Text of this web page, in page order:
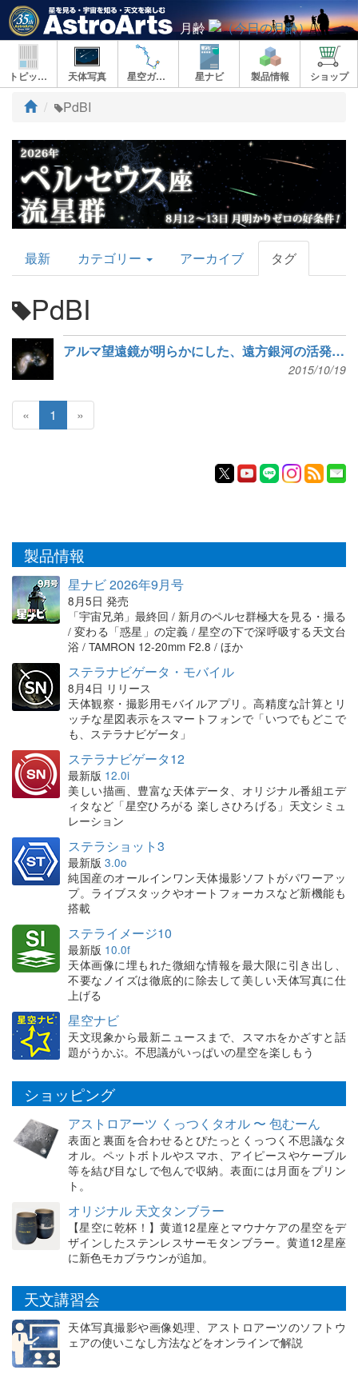
月齢
トピックス 天体写真 星空ガイド 星ナビ 製品情報 ショップ
ト
プ
PdBI
AstroArts
Topics
最新 カテゴリー アーカイブ タグ
PdBI
アルマ望遠鏡が明らかにした、遠方銀河の活発な星形成
2015/10/19
« 1 »
製品情報
星ナビ 2026年9月号
8月5日 発売
「宇宙兄弟」最終回 / 新月のペルセ群極大を見る・撮る
/ 変わる「惑星」の定義 / 星空の下で深呼吸する天文台
浴 / TAMRON 12-20mm F2.8 / ほか
ステラナビゲータ・モバイル
8月4日 リリース
天体観察・撮影用モバイルアプリ。高精度な計算とリ
ッチな星図表示をスマートフォンで「いつでもどこで
も、ステラナビゲータ」
ステラナビゲータ12
最新版 12.0i
美しい描画、豊富な天体データ、オリジナル番組エデ
ィタなど「星空ひろがる 楽しさひろげる」天文シミュ
レーション
ステラショット3
最新版 3.0o
純国産のオールインワン天体撮影ソフトがパワーアッ
プ。ライブスタックやオートフォーカスなど新機能も
搭載
ステライメージ10
最新版 10.0f
天体画像に埋もれた微細な情報を最大限に引き出し、
不要なノイズは徹底的に除去して美しい天体写真に仕
上げる
星空ナビ
天文現象から最新ニュースまで、スマホをかざすと話
題がうかぶ。不思議がいっぱいの星空を楽しもう
ショッピング
アストロアーツ くっつくタオル 〜 包むーん
表面と裏面を合わせるとぴたっとくっつく不思議なタ
オル。ペットボトルやスマホ、アイピースやケーブル
等を結び目なしで包んで収納。表面には月面をプリン
ト。
オリジナル 天文タンブラー
【星空に乾杯！】黄道12星座とマウナケアの星空をデ
ザインしたステンレスサーモタンブラー。黄道12星座
に新色モカブラウンが追加。
天文講習会
天体写真撮影や画像処理、アストロアーツのソフトウ
ェアの使いこなし方法などをオンラインで解説